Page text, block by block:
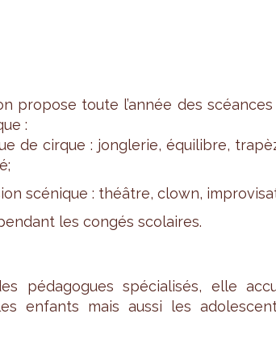
pro­pose toute l’an­née des
:
de cirque : jon­gle­rie, équi­libre,
scé­nique : théâtre, clown,
les congés sco­laires.
péda­gogues spé­cia­li­sés, elle
enfants mais aussi les